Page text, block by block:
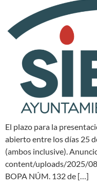
El plazo para la
abierto entre los días 25
(ambos inclusive).
content/uploads/2025/
BOPA NÚM. 132 de […]